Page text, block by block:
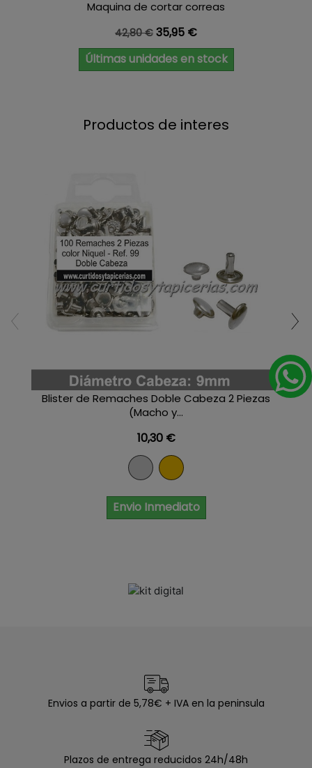
Maquina de cortar correas
Precio base
42,80 € Precio
35,95 €
Últimas unidades en stock
Productos de interes
Blister de Remaches Doble Cabeza 2 Piezas
(Macho y...
Precio
10,30 €
NiquelDorado
Envio Inmediato
Envios a partir de 5,78€ + IVA en la peninsula
Plazos de entrega reducidos 24h/48h